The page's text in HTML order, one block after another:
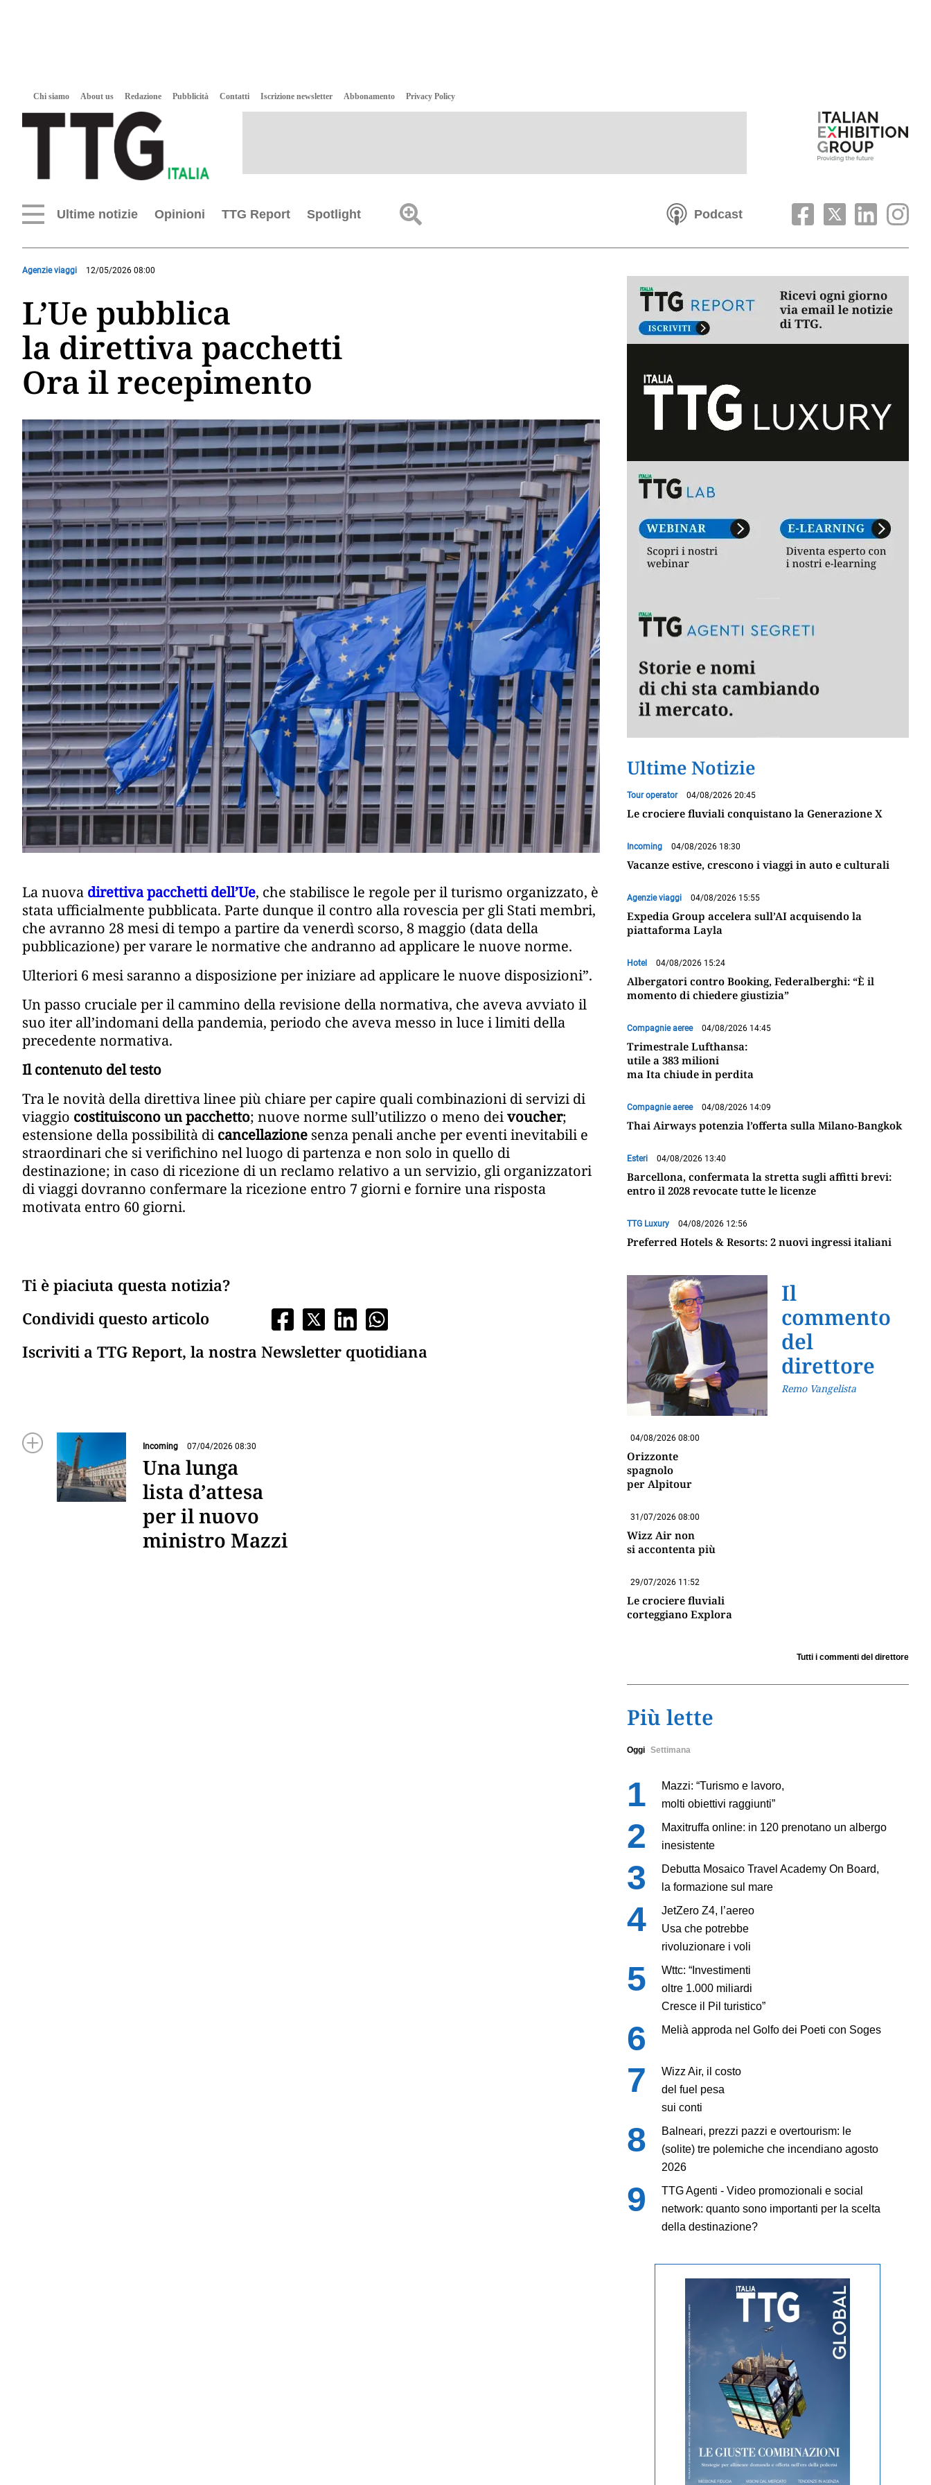
Chi siamo About us Redazione Pubblicità Contatti Iscrizione newsletter Abbonamento Privacy Policy
Ultime notizie Opinioni TTG Report Spotlight Podcast
Agenzie viaggi 12/05/2026 08:00
L’Ue pubblica
la direttiva pacchetti
Ora il recepimento
La nuova direttiva pacchetti dell’Ue, che stabilisce le regole per il turismo organizzato, è
stata ufficialmente pubblicata. Parte dunque il contro alla rovescia per gli Stati membri,
che avranno 28 mesi di tempo a partire da venerdì scorso, 8 maggio (data della
pubblicazione) per varare le normative che andranno ad applicare le nuove norme.
Ulteriori 6 mesi saranno a disposizione per iniziare ad applicare le nuove disposizioni”.
Un passo cruciale per il cammino della revisione della normativa, che aveva avviato il
suo iter all’indomani della pandemia, periodo che aveva messo in luce i limiti della
precedente normativa.
Il contenuto del testo
Tra le novità della direttiva linee più chiare per capire quali combinazioni di servizi di
viaggio costituiscono un pacchetto; nuove norme sull’utilizzo o meno deivoucher;
estensione della possibilità dicancellazione senza penali anche per eventi inevitabili e
straordinari che si verifichino nel luogo di partenza e non solo in quello di
destinazione; in caso di ricezione di un reclamo relativo a un servizio, gli organizzatori
di viaggi dovranno confermare la ricezione entro 7 giorni e fornire una risposta
motivata entro 60 giorni.
Ti è piaciuta questa notizia?
Condividi questo articolo
Iscriviti a TTG Report, la nostra Newsletter quotidiana
Incoming 07/04/2026 08:30
Una lunga
lista d’attesa
per il nuovo
ministro Mazzi
Ultime Notizie
Tour operator 04/08/2026 20:45
Le crociere fluviali conquistano la Generazione X
Incoming 04/08/2026 18:30
Vacanze estive, crescono i viaggi in auto e culturali
Agenzie viaggi 04/08/2026 15:55
Expedia Group accelera sull’AI acquisendo la
piattaforma Layla
Hotel 04/08/2026 15:24
Albergatori contro Booking, Federalberghi: “È il
momento di chiedere giustizia”
Compagnie aeree 04/08/2026 14:45
Trimestrale Lufthansa:
utile a 383 milioni
ma Ita chiude in perdita
Compagnie aeree 04/08/2026 14:09
Thai Airways potenzia l’offerta sulla Milano-Bangkok
Esteri 04/08/2026 13:40
Barcellona, confermata la stretta sugli affitti brevi:
entro il 2028 revocate tutte le licenze
TTG Luxury 04/08/2026 12:56
Preferred Hotels & Resorts: 2 nuovi ingressi italiani
Il
commento
del
direttore
Remo Vangelista
04/08/2026 08:00
Orizzonte
spagnolo
per Alpitour
31/07/2026 08:00
Wizz Air non
si accontenta più
29/07/2026 11:52
Le crociere fluviali
corteggiano Explora
Tutti i commenti del direttore
Più lette
Oggi Settimana
Mazzi: “Turismo e lavoro,
molti obiettivi raggiunti”
Maxitruffa online: in 120 prenotano un albergo
inesistente
Debutta Mosaico Travel Academy On Board,
la formazione sul mare
JetZero Z4, l’aereo
Usa che potrebbe
rivoluzionare i voli
Wttc: “Investimenti
oltre 1.000 miliardi
Cresce il Pil turistico”
Melià approda nel Golfo dei Poeti con Soges
Wizz Air, il costo
del fuel pesa
sui conti
Balneari, prezzi pazzi e overtourism: le
(solite) tre polemiche che incendiano agosto
2026
TTG Agenti - Video promozionali e social
network: quanto sono importanti per la scelta
della destinazione?